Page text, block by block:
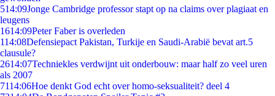
514:09Jonge Cambridge professor stapt op na claims over plagiaat en
leugens
1614:09Peter Faber is overleden
114:08Defensiepact Pakistan, Turkije en Saudi-Arabië bevat art.5
clausule?
2614:07Techniekles verdwijnt uit onderbouw: maar half zo veel uren
als 2007
7114:06Hoe denkt God echt over homo-seksualiteit? deel 4